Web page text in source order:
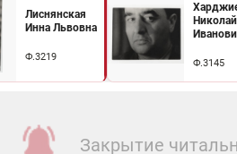
Лиснянская
Инна Львовна
Ф.3219
Николай
Ф.3145
Закрытие